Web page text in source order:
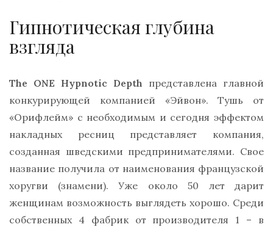
Гипнотическая глубина
взгляда
The ONE Hypnotic Depth представлена главной
конкурирующей компанией «Эйвон». Тушь от
«Орифлейм» с необходимым и сегодня эффектом
накладных ресниц представляет компания,
созданная шведскими предпринимателями. Свое
название получила от наименования французской
хоругви (знамени). Уже около 50 лет дарит
женщинам возможность выглядеть хорошо. Среди
собственных 4 фабрик от производителя 1 – в